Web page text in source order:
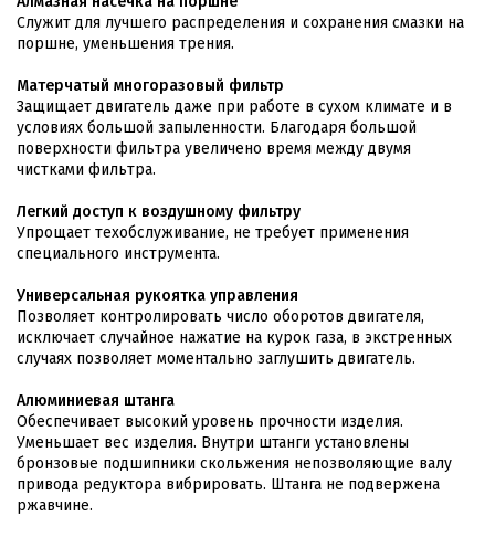
Служит для лучшего распределения и сохранения смазки на
поршне, уменьшения трения.
Матерчатый многоразовый фильтр
Защищает двигатель даже при работе в сухом климате и в
условиях большой запыленности. Благодаря большой
поверхности фильтра увеличено время между двумя
чистками фильтра.
Легкий доступ к воздушному фильтру
Упрощает техобслуживание, не требует применения
специального инструмента.
Универсальная рукоятка управления
Позволяет контролировать число оборотов двигателя,
исключает случайное нажатие на курок газа, в экстренных
случаях позволяет моментально заглушить двигатель.
Алюминиевая штанга
Обеспечивает высокий уровень прочности изделия.
Уменьшает вес изделия. Внутри штанги установлены
бронзовые подшипники скольжения непозволяющие валу
привода редуктора вибрировать. Штанга не подвержена
ржавчине.